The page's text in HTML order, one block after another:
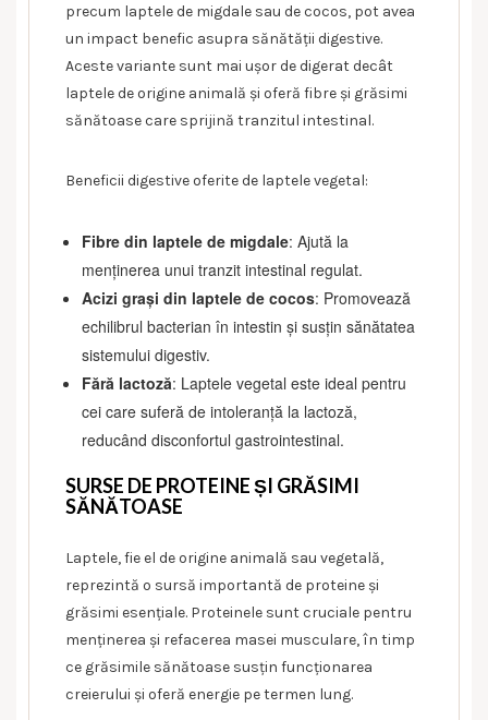
precum laptele de migdale sau de cocos, pot avea
un impact benefic asupra sănătății digestive.
Aceste variante sunt mai ușor de digerat decât
laptele de origine animală și oferă fibre și grăsimi
sănătoase care sprijină tranzitul intestinal.
Beneficii digestive oferite de laptele vegetal:
Fibre din laptele de migdale: Ajută la
menținerea unui tranzit intestinal regulat.
Acizi grași din laptele de cocos: Promovează
echilibrul bacterian în intestin și susțin sănătatea
sistemului digestiv.
Fără lactoză: Laptele vegetal este ideal pentru
cei care suferă de intoleranță la lactoză,
reducând disconfortul gastrointestinal.
SURSE DE PROTEINE ȘI GRĂSIMI
SĂNĂTOASE
Laptele, fie el de origine animală sau vegetală,
reprezintă o sursă importantă de proteine și
grăsimi esențiale. Proteinele sunt cruciale pentru
menținerea și refacerea masei musculare, în timp
ce grăsimile sănătoase susțin funcționarea
creierului și oferă energie pe termen lung.